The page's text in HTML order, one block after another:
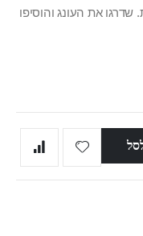
שדרגו את העונג והוסיפו